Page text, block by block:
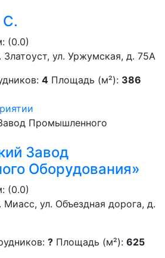
С.
(0.0)
Златоуст, ул. Уржумская, д. 75А
4 Площадь (м²): 386
Завод
Оборудования»
(0.0)
Миасс, ул. Объездная дорога, д.
? Площадь (м²): 625